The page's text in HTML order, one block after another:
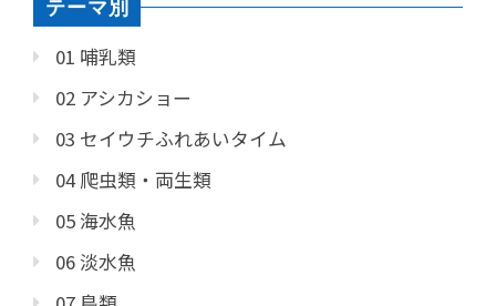
テーマ別
01 哺乳類
02 アシカショー
03 セイウチふれあいタイム
04 爬虫類・両生類
05 海水魚
06 淡水魚